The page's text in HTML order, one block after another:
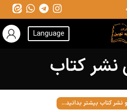
Language
نشر کتاب
نشر کتاب بیشتر بدانید...